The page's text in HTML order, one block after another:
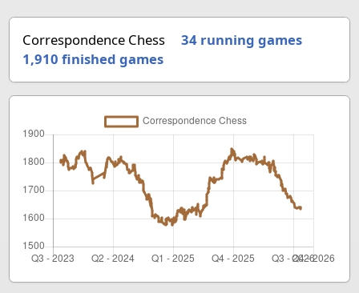
Correspondence Chess
34 running games
1,910 finished games